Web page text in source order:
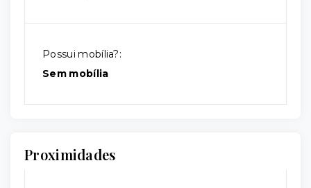
Possui mobília?:
Sem mobília
Proximidades